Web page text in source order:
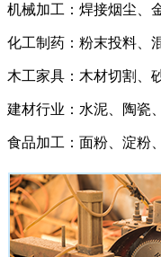
机械加工：焊接烟尘、
化工制药：粉末投料、
木工家具：木材切割、
建材行业：水泥、陶瓷
食品加工：面粉、淀粉